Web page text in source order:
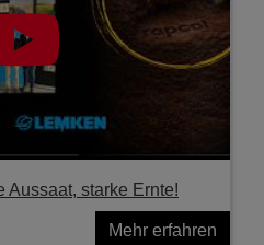
Aussaat, starke Ernte!
Mehr erfahren